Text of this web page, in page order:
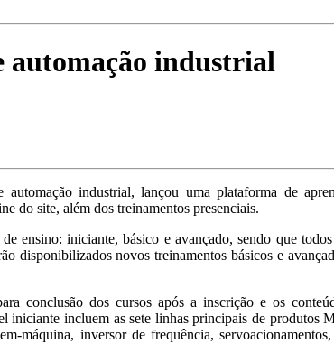
automação industrial
industrial, lançou uma plataforma de
do site, além dos treinamentos presenciais.
ensino: iniciante, básico e avançado, sendo que
disponibilizados novos treinamentos básicos e
conclusão dos cursos após a inscrição e os
iniciante incluem as sete linhas principais de produtos
máquina, inversor de frequência,